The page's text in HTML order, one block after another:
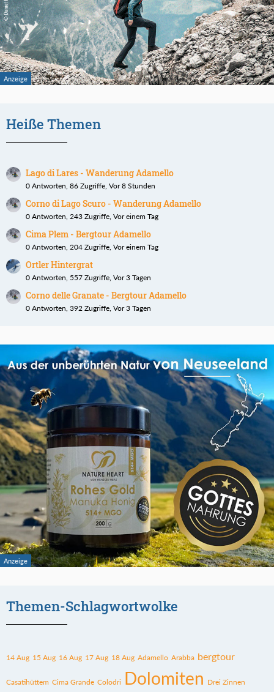
Heiße Themen
Lago di Lares - Wanderung Adamello
0 Antworten, 86 Zugriffe, Vor 8 Stunden
Corno di Lago Scuro - Wanderung Adamello
0 Antworten, 243 Zugriffe, Vor einem Tag
Cima Plem - Bergtour Adamello
0 Antworten, 204 Zugriffe, Vor einem Tag
Ortler Hintergrat
0 Antworten, 557 Zugriffe, Vor 3 Tagen
Corno delle Granate - Bergtour Adamello
0 Antworten, 392 Zugriffe, Vor 3 Tagen
Themen-Schlagwortwolke
14 Aug 15 Aug 16 Aug 17 Aug 18 Aug Adamello Arabba bergtour
Casatihüttem Cima Grande Colodri Dolomiten Drei Zinnen